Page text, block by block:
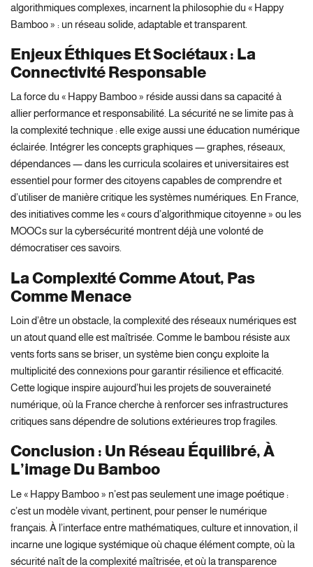
algorithmiques complexes, incarnent la philosophie du « Happy
Bamboo » : un réseau solide, adaptable et transparent.
Enjeux Éthiques Et Sociétaux : La
Connectivité Responsable
La force du « Happy Bamboo » réside aussi dans sa capacité à
allier performance et responsabilité. La sécurité ne se limite pas à
la complexité technique : elle exige aussi une éducation numérique
éclairée. Intégrer les concepts graphiques — graphes, réseaux,
dépendances — dans les curricula scolaires et universitaires est
essentiel pour former des citoyens capables de comprendre et
d’utiliser de manière critique les systèmes numériques. En France,
des initiatives comme les « cours d’algorithmique citoyenne » ou les
MOOCs sur la cybersécurité montrent déjà une volonté de
démocratiser ces savoirs.
La Complexité Comme Atout, Pas
Comme Menace
Loin d’être un obstacle, la complexité des réseaux numériques est
un atout quand elle est maîtrisée. Comme le bambou résiste aux
vents forts sans se briser, un système bien conçu exploite la
multiplicité des connexions pour garantir résilience et efficacité.
Cette logique inspire aujourd’hui les projets de souveraineté
numérique, où la France cherche à renforcer ses infrastructures
critiques sans dépendre de solutions extérieures trop fragiles.
Conclusion : Un Réseau Équilibré, À
L’image Du Bamboo
Le « Happy Bamboo » n’est pas seulement une image poétique :
c’est un modèle vivant, pertinent, pour penser le numérique
français. À l’interface entre mathématiques, culture et innovation, il
incarne une logique systémique où chaque élément compte, où la
sécurité naît de la complexité maîtrisée, et où la transparence